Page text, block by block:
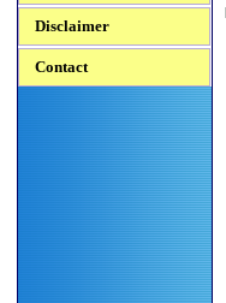
Disclaimer
Contact